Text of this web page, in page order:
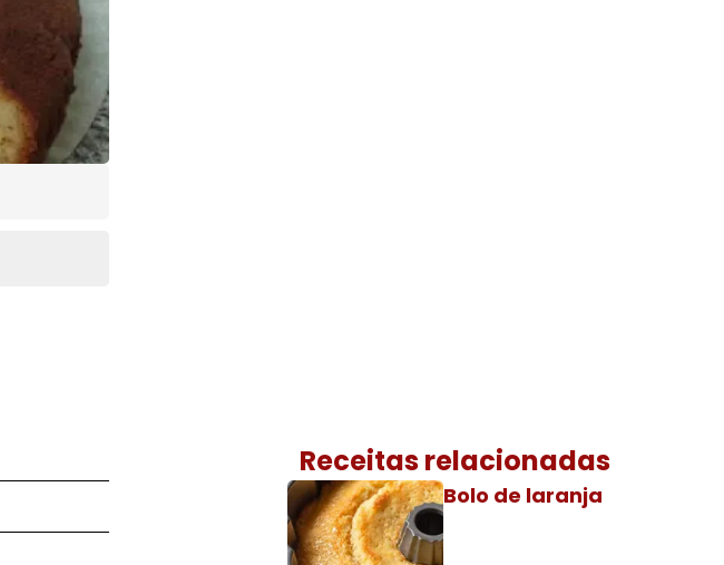
Receitas relacionadas
Bolo de laranja